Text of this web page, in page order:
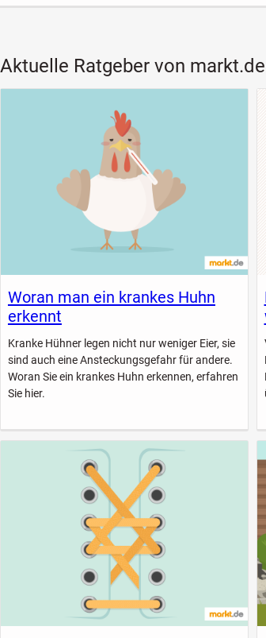
Aktuelle Ratgeber von markt.de
Woran man ein krankes Huhn
erkennt
Kranke Hühner legen nicht nur weniger Eier, sie
sind auch eine Ansteckungsgefahr für andere.
Woran Sie ein krankes Huhn erkennen, erfahren
Sie hier.